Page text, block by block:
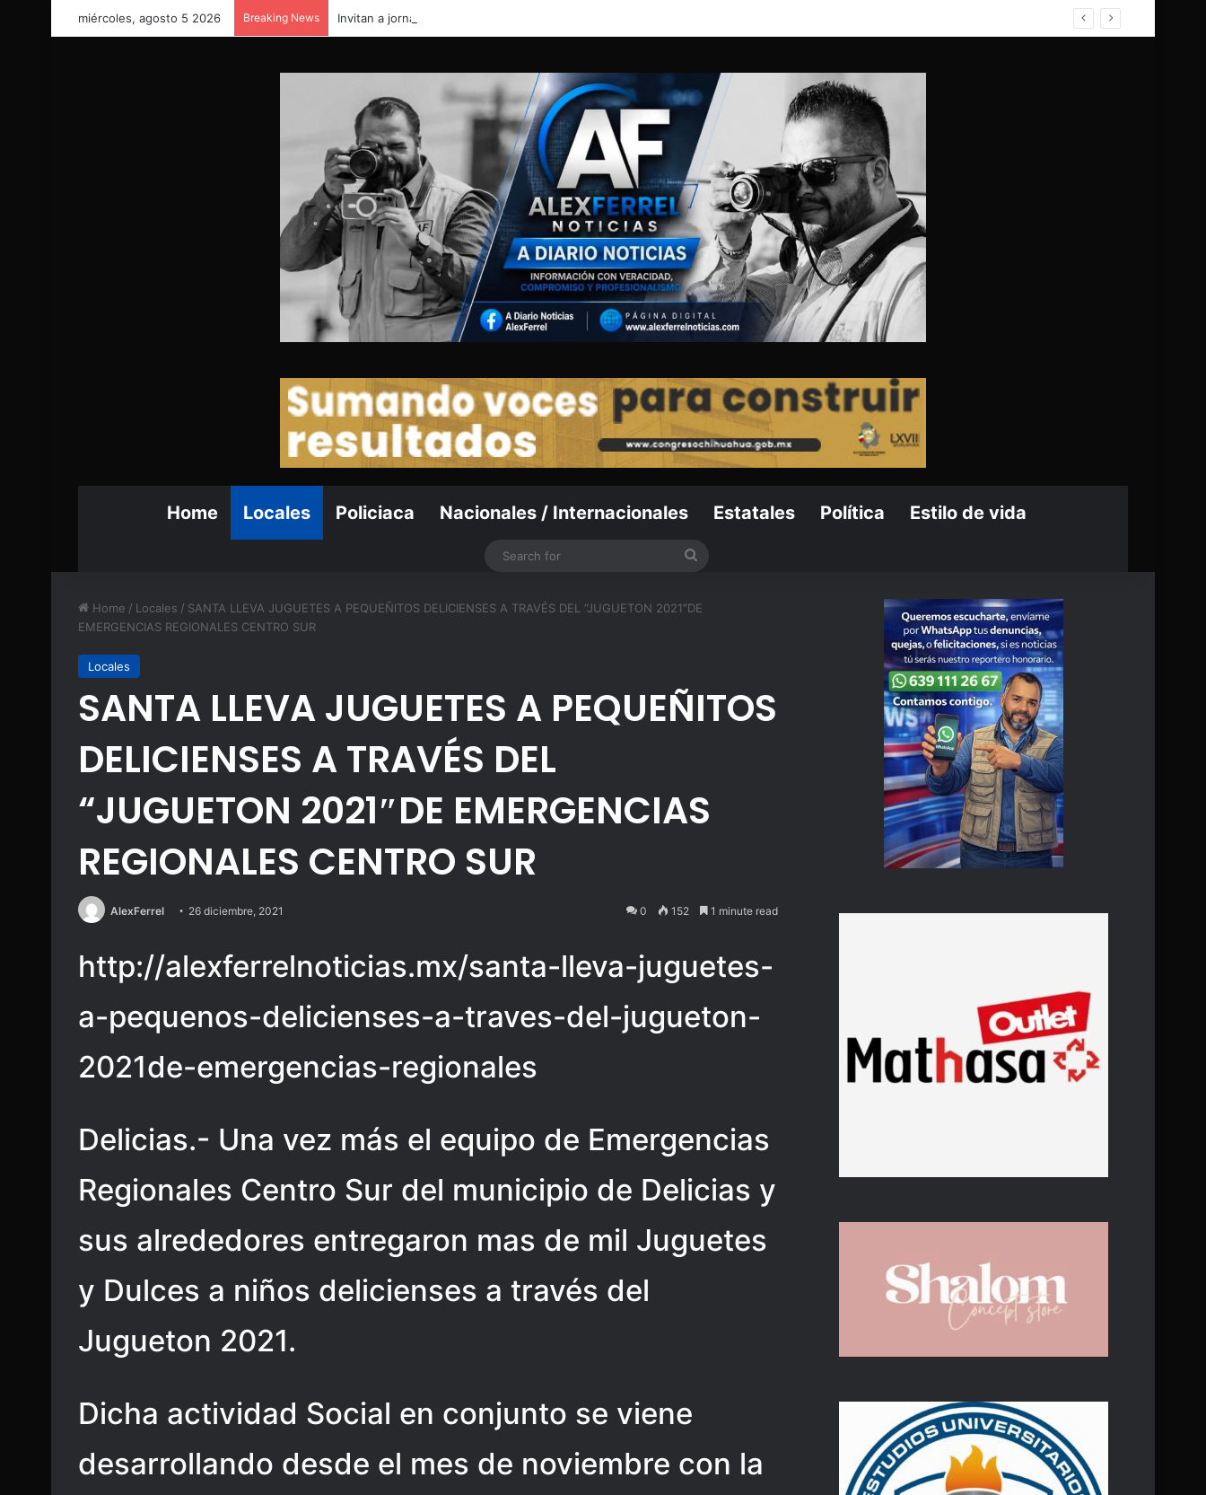
miércoles, agosto 5 2026 Breaking News Invitan a jornada gratuita de vacunación antirrábica y desparasitación en la colonia Terrazas
Home Locales Policiaca Nacionales / Internacionales Estatales Política Estilo de vida
Search
Home / Locales / SANTA LLEVA JUGUETES A PEQUEÑITOS DELICIENSES A TRAVÉS DEL “JUGUETON 2021″DE
EMERGENCIAS REGIONALES CENTRO SUR
Locales
SANTA LLEVA JUGUETES A PEQUEÑITOS
DELICIENSES A TRAVÉS DEL
“JUGUETON 2021″DE EMERGENCIAS
REGIONALES CENTRO SUR
AlexFerrel 26 diciembre, 2021 0 152 1 minute read
http://alexferrelnoticias.mx/santa-lleva-juguetes-
a-pequenos-delicienses-a-traves-del-jugueton-
2021de-emergencias-regionales
Delicias.- Una vez más el equipo de Emergencias
Regionales Centro Sur del municipio de Delicias y
sus alrededores entregaron mas de mil Juguetes
y Dulces a niños delicienses a través del
Jugueton 2021.
Dicha actividad Social en conjunto se viene
desarrollando desde el mes de noviembre con la